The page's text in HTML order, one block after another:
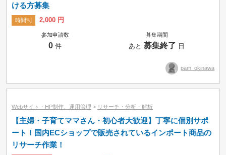
ける方募集
時間制 2,000 円
参加申請数
0 件
募集期間
あと募集終了 日
pam_okinawa
Webサイト・HP制作、運用管理 > リサーチ・分析・解析
【主婦・子育てママさん・初心者大歓迎】丁寧に個別サポ
ート！国内ECショップで販売されているインポート商品の
リサーチ作業！